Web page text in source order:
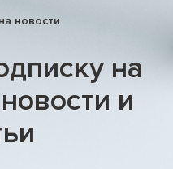
новости
на
и